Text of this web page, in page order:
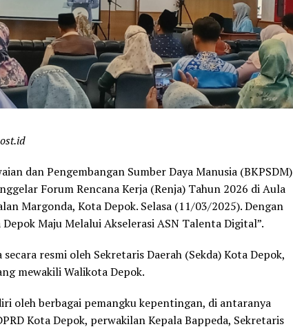
dan Pengembangan Sumber Daya Manusia (BKPSDM)
Forum Rencana Kerja (Renja) Tahun 2026 di Aula
Margonda, Kota Depok. Selasa (11/03/2025). Dengan
Depok Maju Melalui Akselerasi ASN Talenta Digital”.
resmi oleh Sekretaris Daerah (Sekda) Kota Depok,
mewakili Walikota Depok.
oleh berbagai pemangku kepentingan, di antaranya
Kota Depok, perwakilan Kepala Bappeda, Sekretaris